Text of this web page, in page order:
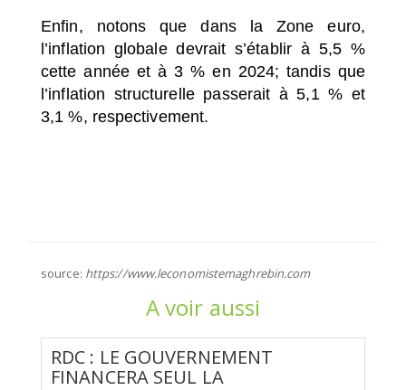
Enfin, notons que dans la Zone euro,
l’inflation globale devrait s’établir à 5,5 %
cette année et à 3 % en 2024; tandis que
l’inflation structurelle passerait à 5,1 % et
3,1 %, respectivement.
source: https://www.leconomistemaghrebin.com
A voir aussi
RDC : LE GOUVERNEMENT
FINANCERA SEUL LA